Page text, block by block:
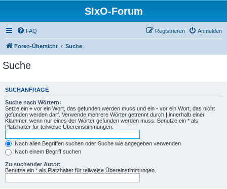
SIxO-Forum
FAQ Anmelden
Registrieren
Foren-Übersicht Suche
Suche
SUCHANFRAGE
Suche nach Wörtern:
Setze ein + vor ein Wort, das gefunden werden muss und ein - vor ein Wort, das nicht
gefunden werden darf. Verwende mehrere Wörter getrennt durch | innerhalb einer
Klammer, wenn nur eines der Wörter gefunden werden muss. Benutze ein * als
Platzhalter für teilweise Übereinstimmungen.
Nach allen Begriffen suchen oder Suche wie angegeben verwenden
Nach einem Begriff suchen
Zu suchender Autor:
Benutze ein * als Platzhalter für teilweise Übereinstimmungen.